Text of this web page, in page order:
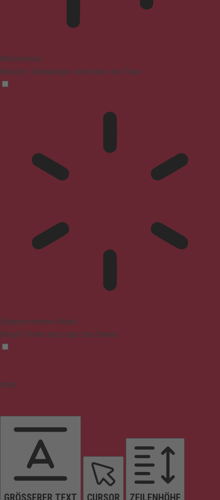
Blindenmodus
Reduziert Ablenkungen, verbessert den Fokus
Epilepsie-sicherer Modus
Dämpft Farben und stoppt das Blinken
Inhalt